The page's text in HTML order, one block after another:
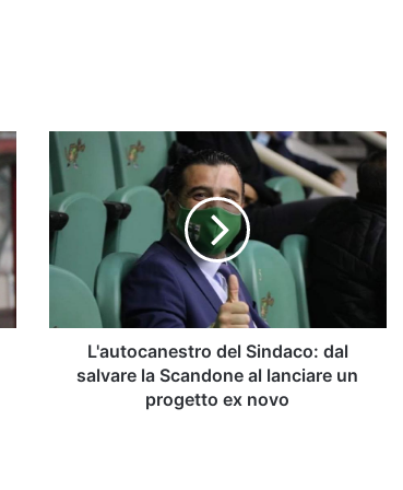
L'autocanestro
del
Sindaco:
dal
salvare
la
Scandone
lanciare
progetto
L'autocanestro del Sindaco: dal
salvare la Scandone al lanciare un
progetto ex novo